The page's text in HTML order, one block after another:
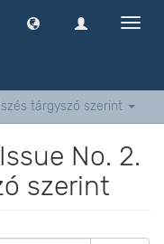
tárgyszó szerint
No. 2.
szerint